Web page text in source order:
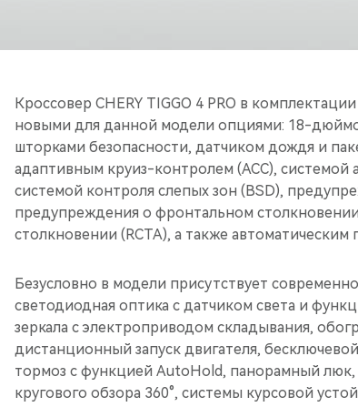
Кроссовер CHERY TIGGO 4 PRO в
новыми для данной модели опциями: 18-
шторками безопасности, датчиком дождя и
адаптивным круиз-контролем (ACC),
системой контроля слепых зон (BSD),
предупреждения о фронтальном
столкновении (RCTA), а также
Безусловно в модели присутствует
светодиодная оптика c датчиком света и
зеркала с электроприводом складывания,
дистанционный запуск двигателя,
тормоз с функцией AutoHold, панорамный люк,
кругового обзора 360°, системы курсовой